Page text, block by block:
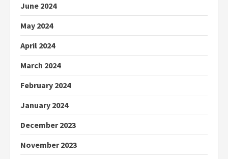
June 2024
May 2024
April 2024
March 2024
February 2024
January 2024
December 2023
November 2023